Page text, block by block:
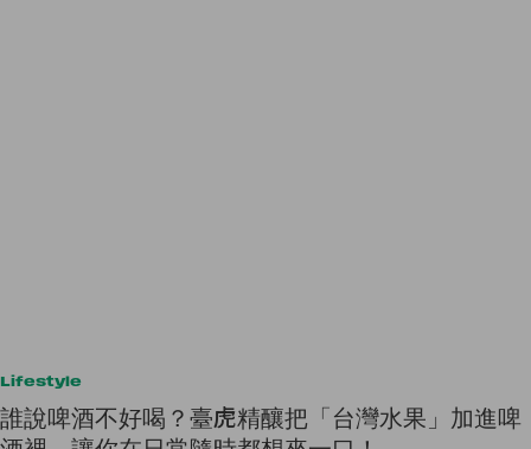
Lifestyle
誰說啤酒不好喝？臺虎精釀把「台灣水果」加進啤